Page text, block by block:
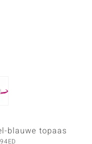
blauwe topaas